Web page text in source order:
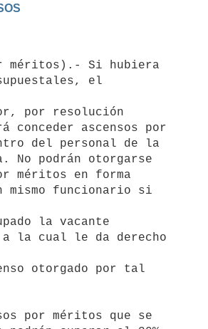
el
conceder ascensos por
No podrán otorgarse
mismo funcionario si
a la cual le da derecho